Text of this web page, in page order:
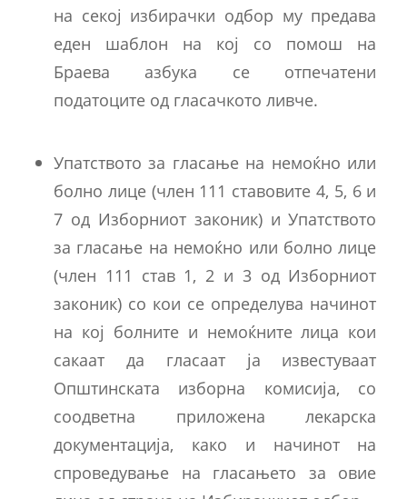
на секој избирачки одбор му предава
еден шаблон на кој со помош на
Браева азбука се отпечатени
податоците од гласачкото ливче.
Упатството за гласање на немоќно или
болно лице (член 111 ставовите 4, 5, 6 и
7 од Изборниот законик) и Упатството
за гласање на немоќно или болно лице
(член 111 став 1, 2 и 3 од Изборниот
законик) со кои се определува начинот
на кој болните и немоќните лица кои
сакаат да гласаат ја известуваат
Општинската изборна комисија, со
соодветна приложена лекарска
документација, како и начинот на
спроведување на гласањето за овие